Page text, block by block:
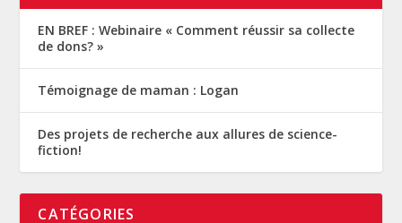
EN BREF : Webinaire « Comment réussir sa collecte
de dons? »
Témoignage de maman : Logan
Des projets de recherche aux allures de science-
fiction!
CATÉGORIES